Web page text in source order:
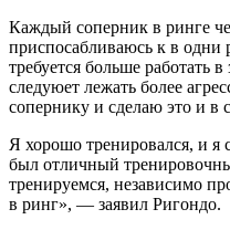
Каждый соперник в ринге
приспосабливаюсь к в одни
требуется больше работать
следуюет лежать более
сопернику и сделаю это и в
Я хорошо тренировался, и я
был отличный
тренируемся, независимо
в ринг», — заявил Ригондо.